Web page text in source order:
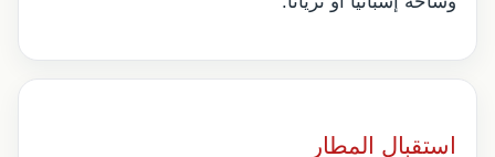
استقبال المطار